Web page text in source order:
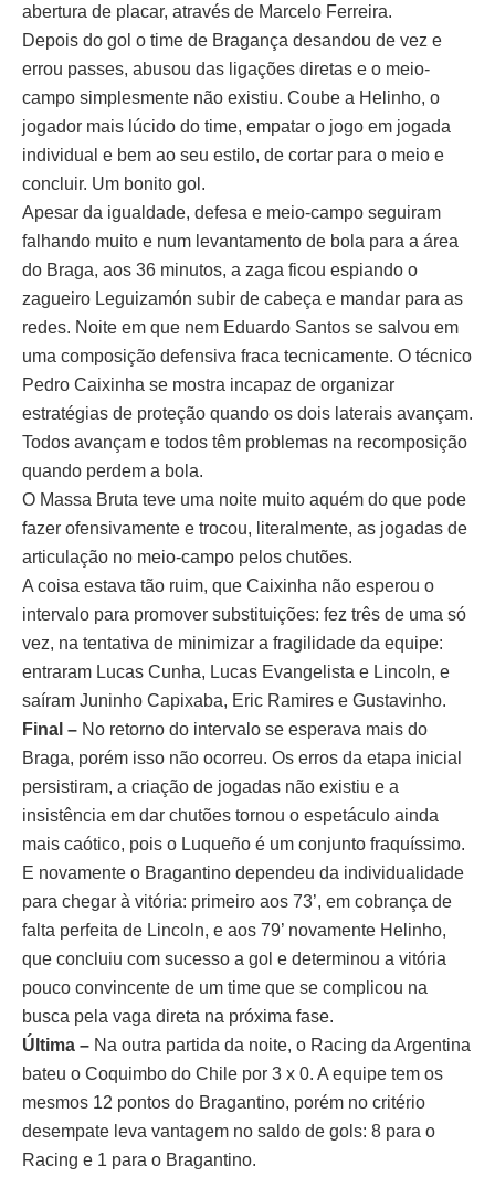
abertura de placar, através de Marcelo Ferreira.
Depois do gol o time de Bragança desandou de vez e
errou passes, abusou das ligações diretas e o meio-
campo simplesmente não existiu. Coube a Helinho, o
jogador mais lúcido do time, empatar o jogo em jogada
individual e bem ao seu estilo, de cortar para o meio e
concluir. Um bonito gol.
Apesar da igualdade, defesa e meio-campo seguiram
falhando muito e num levantamento de bola para a área
do Braga, aos 36 minutos, a zaga ficou espiando o
zagueiro Leguizamón subir de cabeça e mandar para as
redes. Noite em que nem Eduardo Santos se salvou em
uma composição defensiva fraca tecnicamente. O técnico
Pedro Caixinha se mostra incapaz de organizar
estratégias de proteção quando os dois laterais avançam.
Todos avançam e todos têm problemas na recomposição
quando perdem a bola.
O Massa Bruta teve uma noite muito aquém do que pode
fazer ofensivamente e trocou, literalmente, as jogadas de
articulação no meio-campo pelos chutões.
A coisa estava tão ruim, que Caixinha não esperou o
intervalo para promover substituições: fez três de uma só
vez, na tentativa de minimizar a fragilidade da equipe:
entraram Lucas Cunha, Lucas Evangelista e Lincoln, e
saíram Juninho Capixaba, Eric Ramires e Gustavinho.
Final – No retorno do intervalo se esperava mais do
Braga, porém isso não ocorreu. Os erros da etapa inicial
persistiram, a criação de jogadas não existiu e a
insistência em dar chutões tornou o espetáculo ainda
mais caótico, pois o Luqueño é um conjunto fraquíssimo.
E novamente o Bragantino dependeu da individualidade
para chegar à vitória: primeiro aos 73’, em cobrança de
falta perfeita de Lincoln, e aos 79’ novamente Helinho,
que concluiu com sucesso a gol e determinou a vitória
pouco convincente de um time que se complicou na
busca pela vaga direta na próxima fase.
Última – Na outra partida da noite, o Racing da Argentina
bateu o Coquimbo do Chile por 3 x 0. A equipe tem os
mesmos 12 pontos do Bragantino, porém no critério
desempate leva vantagem no saldo de gols: 8 para o
Racing e 1 para o Bragantino.